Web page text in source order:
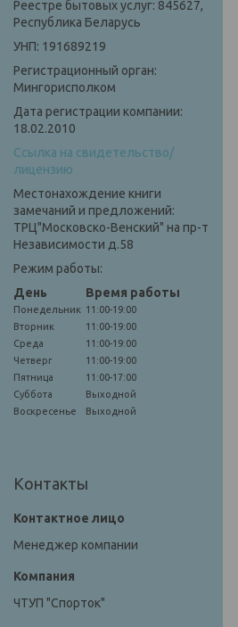
Реестре бытовых услуг: 845627,
Республика Беларусь
УНП: 191689219
Регистрационный орган:
Мингорисполком
Дата регистрации компании:
18.02.2010
Ссылка на свидетельство/
лицензию
Местонахождение книги
замечаний и предложений:
ТРЦ"Московско-Венский" на пр-т
Независимости д.58
Режим работы:
День
Время работы
Понедельник 11:00-19:00
Вторник
11:00-19:00
Среда
11:00-19:00
Четверг
11:00-19:00
Пятница
11:00-17:00
Суббота
Выходной
Воскресенье
Выходной
Контакты
Менеджер компании
ЧТУП "Спорток"